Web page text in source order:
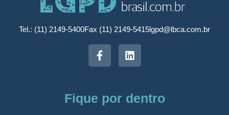
Tel.: (11) 2149-5400Fax (11) 2149-5415lgpd@lbca.com.br
Fique por dentro